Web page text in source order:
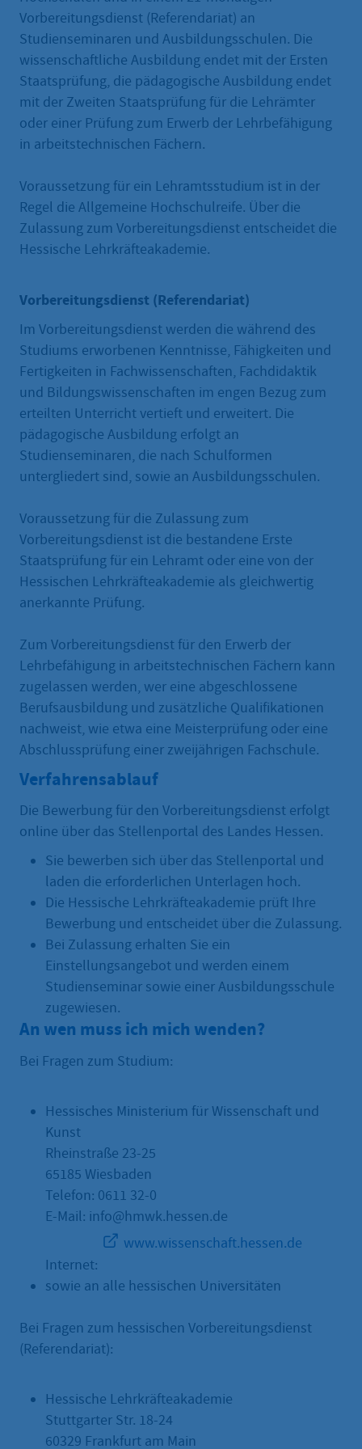
Vorbereitungsdienst (Referendariat) an
Studienseminaren und Ausbildungsschulen. Die
wissenschaftliche Ausbildung endet mit der Ersten
Staatsprüfung, die pädagogische Ausbildung endet
mit der Zweiten Staatsprüfung für die Lehrämter
oder einer Prüfung zum Erwerb der Lehrbefähigung
in arbeitstechnischen Fächern.
Voraussetzung für ein Lehramtsstudium ist in der
Regel die Allgemeine Hochschulreife. Über die
Zulassung zum Vorbereitungsdienst entscheidet die
Hessische Lehrkräfteakademie.
Vorbereitungsdienst (Referendariat)
Im Vorbereitungsdienst werden die während des
Studiums erworbenen Kenntnisse, Fähigkeiten und
Fertigkeiten in Fachwissenschaften, Fachdidaktik
und Bildungswissenschaften im engen Bezug zum
erteilten Unterricht vertieft und erweitert. Die
pädagogische Ausbildung erfolgt an
Studienseminaren, die nach Schulformen
untergliedert sind, sowie an Ausbildungsschulen.
Voraussetzung für die Zulassung zum
Vorbereitungsdienst ist die bestandene Erste
Staatsprüfung für ein Lehramt oder eine von der
Hessischen Lehrkräfteakademie als gleichwertig
anerkannte Prüfung.
Zum Vorbereitungsdienst für den Erwerb der
Lehrbefähigung in arbeitstechnischen Fächern kann
zugelassen werden, wer eine abgeschlossene
Berufsausbildung und zusätzliche Qualifikationen
nachweist, wie etwa eine Meisterprüfung oder eine
Abschlussprüfung einer zweijährigen Fachschule.
Verfahrensablauf
Die Bewerbung für den Vorbereitungsdienst erfolgt
online über das Stellenportal des Landes Hessen.
Sie bewerben sich über das Stellenportal und
laden die erforderlichen Unterlagen hoch.
Die Hessische Lehrkräfteakademie prüft Ihre
Bewerbung und entscheidet über die Zulassung.
Bei Zulassung erhalten Sie ein
Einstellungsangebot und werden einem
Studienseminar sowie einer Ausbildungsschule
zugewiesen.
An wen muss ich mich wenden?
Bei Fragen zum Studium:
Hessisches Ministerium für Wissenschaft und
Kunst
Rheinstraße 23-25
65185 Wiesbaden
Telefon: 0611 32-0
E-Mail: info@hmwk.hessen.de
Internet:
www.wissenschaft.hessen.de
sowie an alle hessischen Universitäten
Bei Fragen zum hessischen Vorbereitungsdienst
(Referendariat):
Hessische Lehrkräfteakademie
Stuttgarter Str. 18-24
60329 Frankfurt am Main